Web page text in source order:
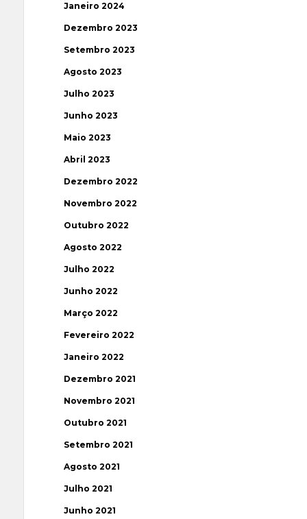
Janeiro 2024
Dezembro 2023
Setembro 2023
Agosto 2023
Julho 2023
Junho 2023
Maio 2023
Abril 2023
Dezembro 2022
Novembro 2022
Outubro 2022
Agosto 2022
Julho 2022
Junho 2022
Março 2022
Fevereiro 2022
Janeiro 2022
Dezembro 2021
Novembro 2021
Outubro 2021
Setembro 2021
Agosto 2021
Julho 2021
Junho 2021